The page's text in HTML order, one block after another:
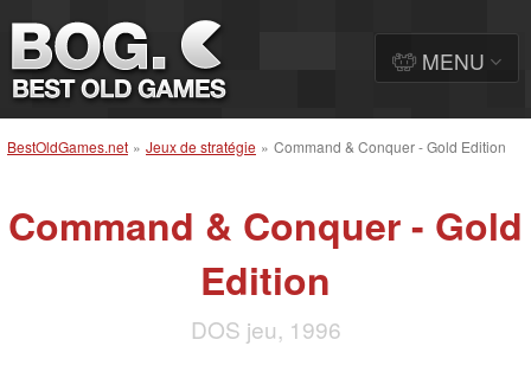
BestOldGames.net » Jeux de stratégie » Command & Conquer - Gold Edition
Command & Conquer - Gold
Edition
DOS jeu, 1996
MENU